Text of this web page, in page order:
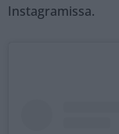
Instagramissa.